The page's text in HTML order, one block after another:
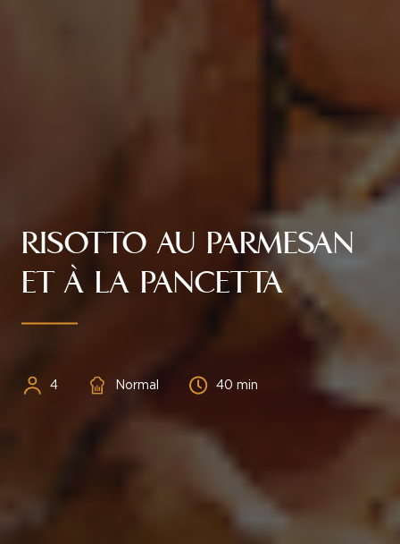
RISOTTO AU PARMESAN
ET À LA PANCETTA
Personnes
4 Difficulté
Normal Temps40 min